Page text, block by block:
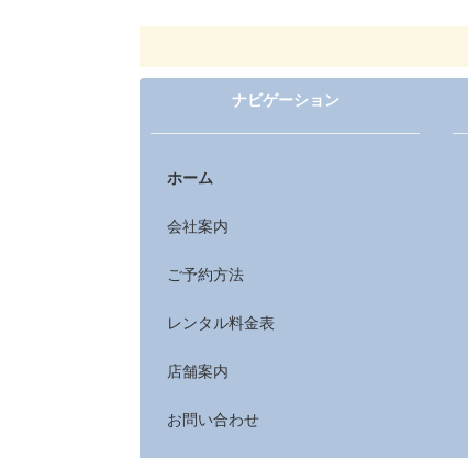
ナビゲーション
ホーム
会社案内
ご予約方法
レンタル料金表
店舗案内
お問い合わせ